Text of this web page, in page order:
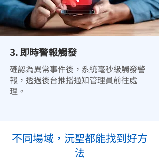
3. 即時警報觸發
確認為異常事件後，系統毫秒級觸發警
報，透過後台推播通知管理員前往處
理。
靈活適配各種空間，打造無縫
安防體驗
不同場域，沅聖都能找到好方
法